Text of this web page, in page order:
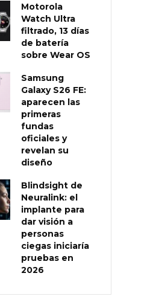
Motorola
Watch Ultra
filtrado, 13 días
de batería
sobre Wear OS
Samsung
Galaxy S26 FE:
aparecen las
primeras
fundas
oficiales y
revelan su
diseño
Blindsight de
Neuralink: el
implante para
dar visión a
personas
ciegas iniciaría
pruebas en
2026